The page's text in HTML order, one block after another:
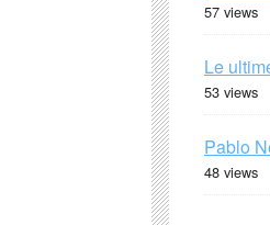
57 views
Le
53 views
Pablo
48 views